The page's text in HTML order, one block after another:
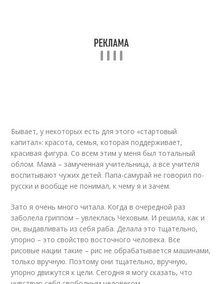
Бывает, у некоторых есть для этого «стартовый
капитал»: красота, семья, которая поддерживает,
красивая фигура. Со всем этим у меня был тотальный
облом. Мама – замученная учительница, а все учителя
воспитывают чужих детей. Папа-самурай не говорил по-
русски и вообще не понимал, к чему я и зачем.
Зато я очень много читала. Когда в очередной раз
заболела гриппом – увлеклась Чеховым. И решила, как и
он, выдавливать из себя раба. Делала это тщательно,
упорно – это свойство восточного человека. Все
рисовые нации такие – рис не обрабатывается машинами,
только вручную. Поэтому они тщательно, вручную,
упорно движутся к цели. Сегодня я могу сказать, что